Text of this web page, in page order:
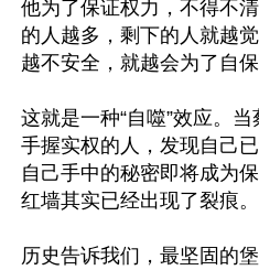
他为了保证权力，不得不
的人越多，剩下的人就越
越不安全，就越会为了自保
这就是一种“自噬”效应。
手握实权的人，发现自己
自己手中的秘密即将成为
红墙其实已经出现了裂痕。
历史告诉我们，最坚固的